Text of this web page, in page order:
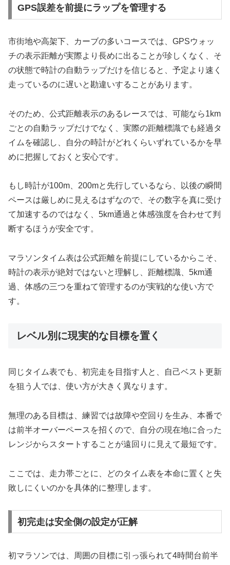
GPS誤差を前提にラップを管理する
市街地や高架下、カーブの多いコースでは、GPSウォッ
チの表示距離が実際より長めに出ることが珍しくなく、そ
の状態で時計の自動ラップだけを信じると、予定より速く
走っているのに遅いと勘違いすることがあります。
そのため、公式距離表示のあるレースでは、可能なら1km
ごとの自動ラップだけでなく、実際の距離標識でも経過タ
イムを確認し、自分の時計がどれくらいずれているかを早
めに把握しておくと安心です。
もし時計が100m、200mと先行しているなら、以後の瞬間
ペースは厳しめに見えるはずなので、その数字を真に受け
て加速するのではなく、5km通過と体感強度を合わせて判
断するほうが安全です。
マラソンタイム表は公式距離を前提にしているからこそ、
時計の表示が絶対ではないと理解し、距離標識、5km通
過、体感の三つを重ねて管理するのが実戦的な使い方で
す。
レベル別に現実的な目標を置く
同じタイム表でも、初完走を目指す人と、自己ベスト更新
を狙う人では、使い方が大きく異なります。
無理のある目標は、練習では故障や空回りを生み、本番で
は前半オーバーペースを招くので、自分の現在地に合った
レンジからスタートすることが遠回りに見えて最短です。
ここでは、走力帯ごとに、どのタイム表を本命に置くと失
敗しにくいのかを具体的に整理します。
初完走は安全側の設定が正解
初マラソンでは、周囲の目標に引っ張られて4時間台前半